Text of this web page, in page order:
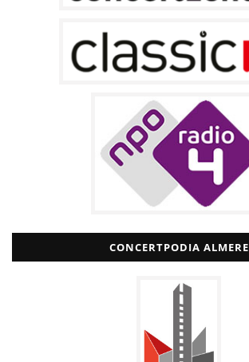
CONCERTPODIA ALMERE